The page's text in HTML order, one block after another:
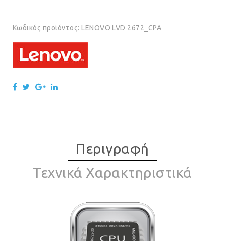
Κωδικός προϊόντος:LENOVO LVD 2672_CPA
Περιγραφή
Τεχνικά Χαρακτηριστικά